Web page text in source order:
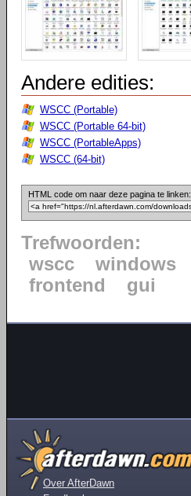
Andere edities:
WSCC (Portable)
WSCC (Portable 64-bit)
WSCC (PortableApps)
WSCC (64-bit)
HTML code om naar deze pagina te linken:
Trefwoorden:
wscc
windows
frontend
gui
Over AfterDawn